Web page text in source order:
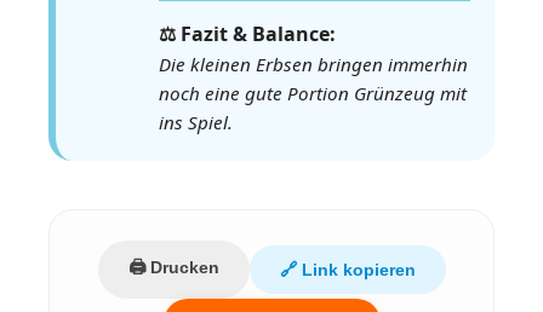
⚖️ Fazit & Balance:
Die kleinen Erbsen bringen immerhin
noch eine gute Portion Grünzeug mit
ins Spiel.
🖨️ Drucken 🔗 Link kopieren